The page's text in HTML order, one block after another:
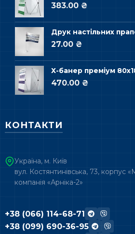
383.00 ₴
Друк настільних
27.00 ₴
Х-банер преміум
470.00 ₴
КОНТАКТИ
Україна, м. Київ
вул. Костянтинівська, 73, корпус
компанія «Арніка-2»
+38 (066) 114-68-71
+38 (099) 690-36-95